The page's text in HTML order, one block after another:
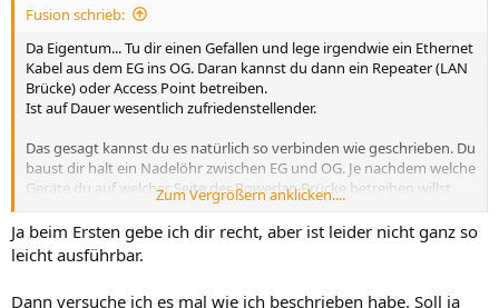
Fusion schrieb:
Da Eigentum... Tu dir einen Gefallen und lege irgendwie ein Ethernet
Kabel aus dem EG ins OG. Daran kannst du dann ein Repeater (LAN
Brücke) oder Access Point betreiben.
Ist auf Dauer wesentlich zufriedenstellender.
Das gesagt kannst du es natürlich so verbinden wie geschrieben. Du
baust dir halt ein Nadelöhr zwischen EG und OG. Je nachdem welche
Geräte du auf welcher Seite der Powerlan Brücke betreiben willst
reicht dir eventuell die Bandbreite nicht.
Zum Vergrößern anklicken....
Ja beim Ersten gebe ich dir recht, aber ist leider nicht ganz so
leicht ausführbar.
Dann versuche ich es mal wie ich beschrieben habe. Soll ja